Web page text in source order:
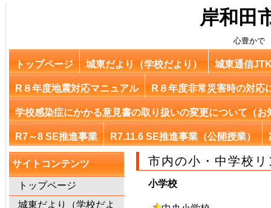
岸和田
心豊かで
トップページ 城東だより（学校だより） 城東通信
R８年度地震対応マニュアル R８年度非常災害時の対応
学校感染症にかかる意見書の取り扱いの変更について（お
R7～8 SE推進事業 R7.11.6 SE推進事業（公開授業）
サイトコンテンツ
トップページ
城東だより（学校だよ
市内の小・中学校リ
小学校